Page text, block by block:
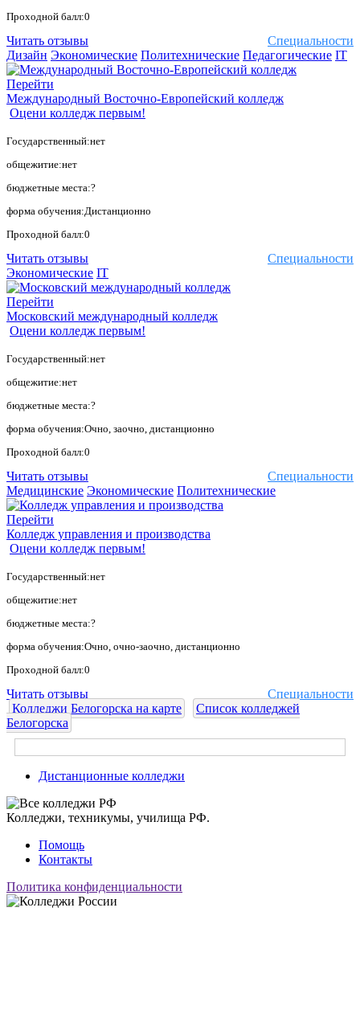
Проходной балл:0
Специальности
Читать отзывы
Дизайн Экономические Политехнические Педагогические IT
Перейти
Международный Восточно-Европейский колледж
Оцени колледж первым!
Государственный:нет
общежитие:нет
бюджетные места:?
форма обучения:Дистанционно
Проходной балл:0
Специальности
Читать отзывы
Экономические IT
Перейти
Московский международный колледж
Оцени колледж первым!
Государственный:нет
общежитие:нет
бюджетные места:?
форма обучения:Очно, заочно, дистанционно
Проходной балл:0
Специальности
Читать отзывы
Медицинские Экономические Политехнические
Перейти
Колледж управления и производства
Оцени колледж первым!
Государственный:нет
общежитие:нет
бюджетные места:?
форма обучения:Очно, очно-заочно, дистанционно
Проходной балл:0
Специальности
Читать отзывы
Колледжи Белогорска на карте
Список колледжей
Белогорска
Дистанционные колледжи
Колледжи, техникумы, училища РФ.
Помощь
Контакты
Политика конфиденциальности